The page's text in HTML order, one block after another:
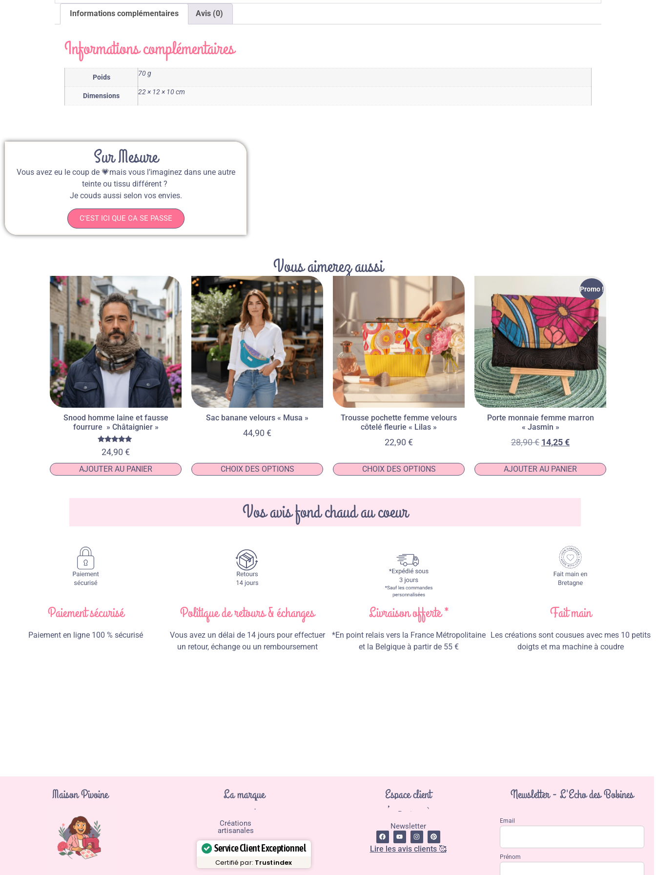
Informations complémentaires Avis (0)
Informations complémentaires
Poids 70 g
Dimensions 22 × 12 × 10 cm
Sur Mesure
Vous avez eu le coup de 💗mais vous l’imaginez dans une autre
teinte ou tissu différent ?
Je couds aussi selon vos envies.
C'EST ICI QUE CA SE PASSE
Vous aimerez aussi
Snood homme laine et fausse
fourrure » Châtaignier »
Note
5.00
24,90 €
AJOUTER AU PANIER
Sac banane velours « Musa »
44,90 €
CHOIX DES OPTIONS
Trousse pochette femme velours
côtelé fleurie « Lilas »
22,90 €
CHOIX DES OPTIONS
Promo !
Porte monnaie femme marron
« Jasmin »
28,90€ 14,25€
AJOUTER AU PANIER
Vos avis fond chaud au coeur
Paiement sécurisé
Paiement en ligne 100 % sécurisé
Politique de retours & échanges
Vous avez un délai de 14 jours pour effectuer
un retour, échange ou un remboursement
Livraison offerte *
*En point relais vers la France Métropolitaine
et la Belgique à partir de 55 €
Fait main
Les créations sont cousues avec mes 10 petits
doigts et ma machine à coudre
Maison Pivoine La marque
Fil de l'actu
Kit couture
Créations
artisanales
Service Client Exceptionnel
Certifié par: Trustindex
Espace client
Mon compte
Panier
Boutique
Newsletter
Lire les avis clients 🥰
Newsletter - L'Echo des Bobines
Email
Prénom